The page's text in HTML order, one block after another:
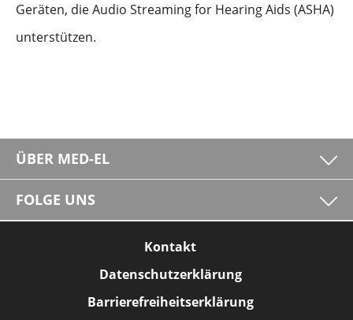
Geräten, die Audio Streaming for Hearing Aids (ASHA)
unterstützen.
ÜBER MED-EL
FOLGE UNS
Kontakt
Datenschutzerklärung
Barrierefreiheitserklärung